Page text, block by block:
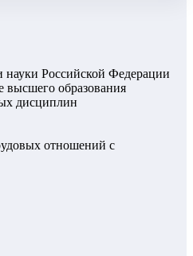
науки Российской Федерации
высшего образования
дисциплин
отношений с